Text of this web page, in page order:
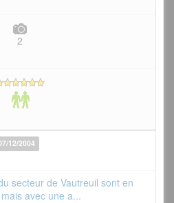
2
12/2004
secteur de Vautreuil sont en
avec une a...